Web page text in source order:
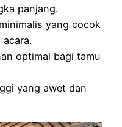
panjang.
yang cocok
optimal bagi tamu
yang awet dan